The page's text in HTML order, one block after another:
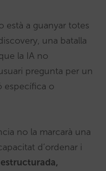
està a guanyar totes
una batalla
la IA no
pregunta per un
específica o
no la marcarà una
d’ordenar i